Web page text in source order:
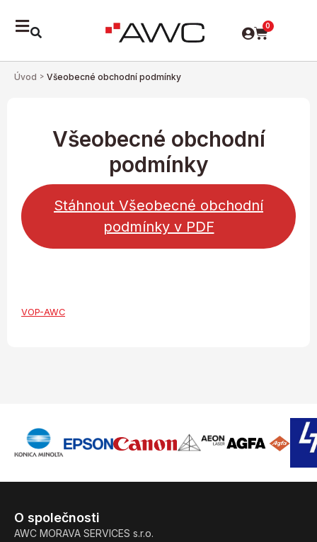
0
Úvod > Všeobecné obchodní podmínky
Všeobecné obchodní
podmínky
Stáhnout Všeobecné obchodní
podmínky v PDF
VOP-AWC
O společnosti
AWC MORAVA SERVICES s.r.o.